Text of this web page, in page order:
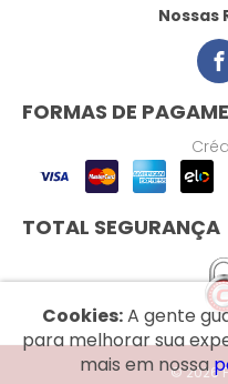
Nossas
FORMAS DE
TOTAL SEGURANÇA
Cookies:A gente
para melhorar sua
mais em nossa
© 2026